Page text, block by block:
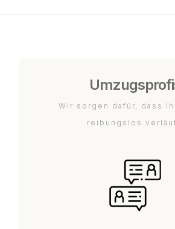
Wir sorgen dafür, dass
reibungslos